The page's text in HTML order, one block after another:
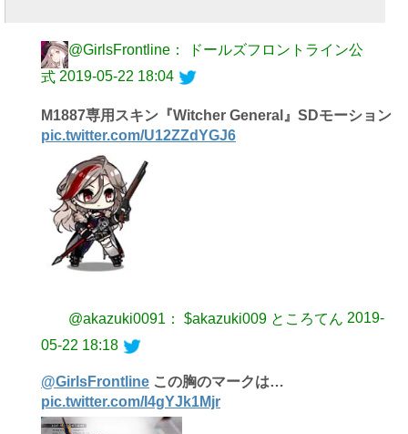
@GirlsFrontline： ドールズフロントライン公
式 2019-05-22 18:04
M1887専用スキン『Witcher General』SDモーション
pic.twitter.com/U12ZZdYGJ6
@akazuki0091： $akazuki009 ところてん 2019-
05-22 18:18
@GirlsFrontline この胸のマークは…
pic.twitter.com/I4gYJk1Mjr